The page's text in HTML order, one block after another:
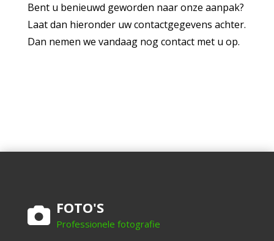
Bent u benieuwd geworden naar onze aanpak?
Laat dan hieronder uw contactgegevens achter.
Dan nemen we vandaag nog contact met u op.
FOTO'S
Professionele fotografie